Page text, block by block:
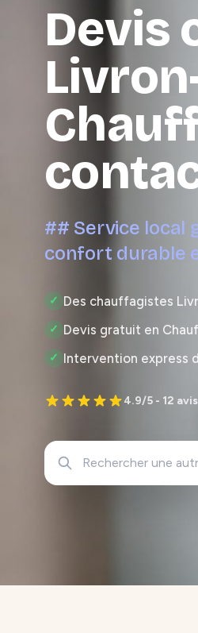
Devis
## Service local
confort durable
✓ Des chauffagistes
✓ Devis gratuit en
✓ Intervention express
4.9/5 - 12 avis